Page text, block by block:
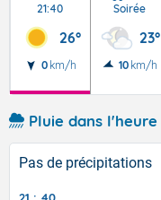
21:40
26°
0 km/h
Soirée
23°
10 km/h
Pluie dans l'heure
Pas de précipitations